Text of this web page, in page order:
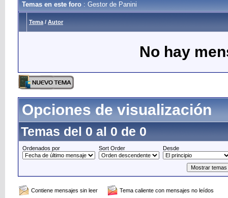
Temas en este foro : Gestor de Panini
Tema / Autor
No hay
Opciones de visualización
Temas del 0 al 0 de 0
Ordenados por Sort Order Desde
Contiene mensajes sin leer
Tema caliente con mensajes no leídos